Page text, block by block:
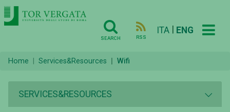
SEARCH RSS
ITA ENG
Home Services&Resources Wifi
SERVICES&RESOURCES